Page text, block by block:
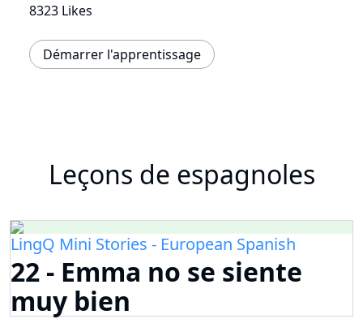
8323 Likes
Démarrer l'apprentissage
Leçons de espagnoles
LingQ Mini Stories - European Spanish
22 - Emma no se siente
muy bien